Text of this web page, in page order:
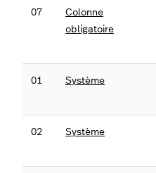
07
Colonne
obligatoire
01 Système
02 Système